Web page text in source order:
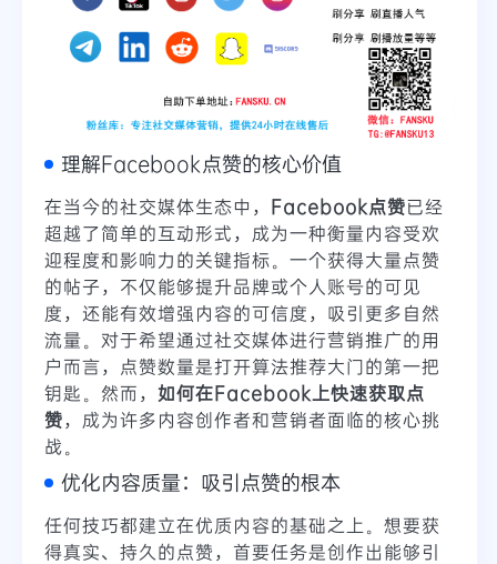
理解Facebook点赞的核心价值
在当今的社交媒体生态中， Facebook点赞已经
超越了简单的互动形式，成为一种衡量内容受欢
迎程度和影响力的关键指标。一个获得大量点赞
的帖子，不仅能够提升品牌或个人账号的可见
度，还能有效增强内容的可信度，吸引更多自然
流量。对于希望通过社交媒体进行营销推广的用
户而言，点赞数量是打开算法推荐大门的第一把
钥匙。然而， 如何在Facebook上快速获取点
赞，成为许多内容创作者和营销者面临的核心挑
战。
优化内容质量：吸引点赞的根本
任何技巧都建立在优质内容的基础之上。想要获
得真实、持久的点赞，首要任务是创作出能够引